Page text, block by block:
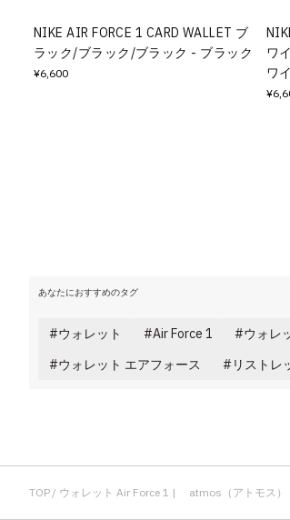
すべてのウェア
NIKE AIR FORCE 1 CARD WALLET ブ
ラック/ブラック/ブラック - ブラック
¥6,600
ワ
ワ
あなたにおすすめのタグ
ウォレット Air Force 1 ウォレ
ウォレット エアフォース
リストレ
TOP ウォレット Air Force 1 | atmos（アトモス）